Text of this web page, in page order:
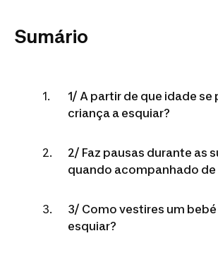
Sumário
1/ A partir de que idade se
criança a esquiar?
2/ Faz pausas durante as
quando acompanhado
3/ Como vestires um
esquiar?